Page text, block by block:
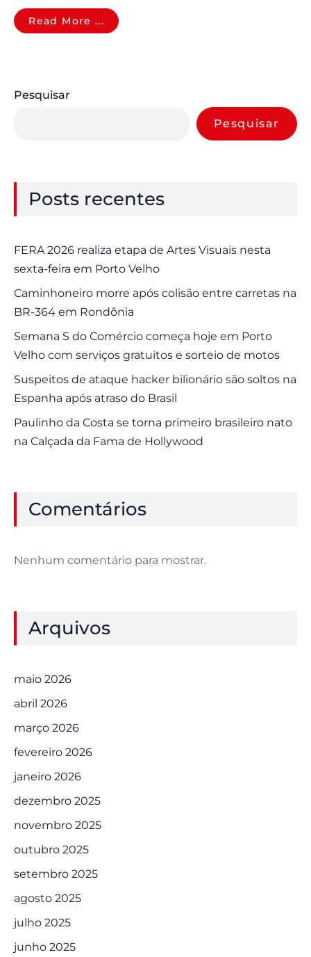
Read More ...
Pesquisar
Pesquisar
Posts recentes
FERA 2026 realiza etapa de Artes Visuais nesta
sexta-feira em Porto Velho
Caminhoneiro morre após colisão entre carretas na
BR-364 em Rondônia
Semana S do Comércio começa hoje em Porto
Velho com serviços gratuitos e sorteio de motos
Suspeitos de ataque hacker bilionário são soltos na
Espanha após atraso do Brasil
Paulinho da Costa se torna primeiro brasileiro nato
na Calçada da Fama de Hollywood
Comentários
Nenhum comentário para mostrar.
Arquivos
maio 2026
abril 2026
março 2026
fevereiro 2026
janeiro 2026
dezembro 2025
novembro 2025
outubro 2025
setembro 2025
agosto 2025
julho 2025
junho 2025